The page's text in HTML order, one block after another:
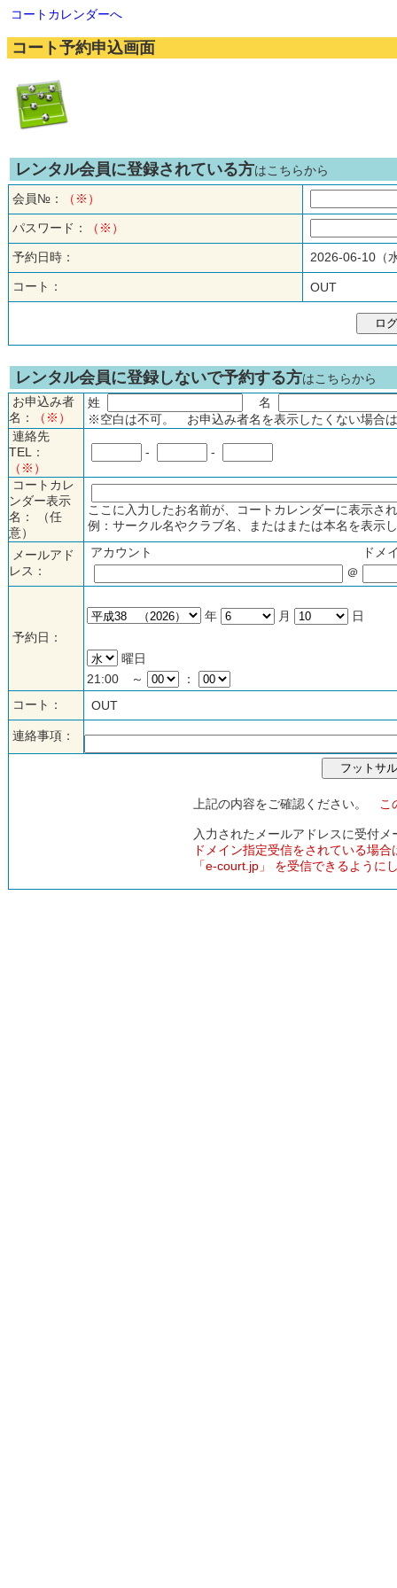
コートカレンダーへ
コート予約申込画面
レンタル会員に登録されている方はこちらから
会員№：
（※）
パスワード： （※）
予約日時： 2026-06-10
コート： OUT
レンタル会員に登録しないで予約する方はこちらから
お申込み者
名：
（※）
姓
名
※空白は不可。 お申込み者名を表示したくない場合
連絡先
TEL：
（※）
- -
コートカレ
ンダー表示
名： （任
意）
ここに入力したお名前が、コートカレンダーに表示
例：サークル名やクラブ名、またはまたは本名を表示
メールアド
レス：
アカウント
ドメ
＠
予約日：
年 月 日
曜日
21:00 ～
：
コート：
OUT
連絡事項：
上記の内容をご確認ください。 こ
入力されたメールアドレスに受付
ドメイン指定受信をされている場合
「e-court.jp」 を受信できるように